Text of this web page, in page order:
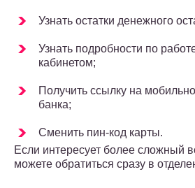
Узнать остатки денежного
Узнать подробности по
кабинетом;
Получить ссылку на
банка;
Сменить пин-код карты.
Если интересует более сложный
можете обратиться сразу в